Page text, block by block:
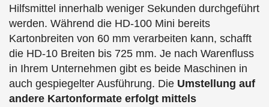
Hilfsmittel innerhalb weniger Sekunden durchgeführt
werden. Während die HD-100 Mini bereits
Kartonbreiten von 60 mm verarbeiten kann, schafft
die HD-10 Breiten bis 725 mm. Je nach Warenfluss
in Ihrem Unternehmen gibt es beide Maschinen in
auch gespiegelter Ausführung. Die Umstellung auf
andere Kartonformate erfolgt mittels